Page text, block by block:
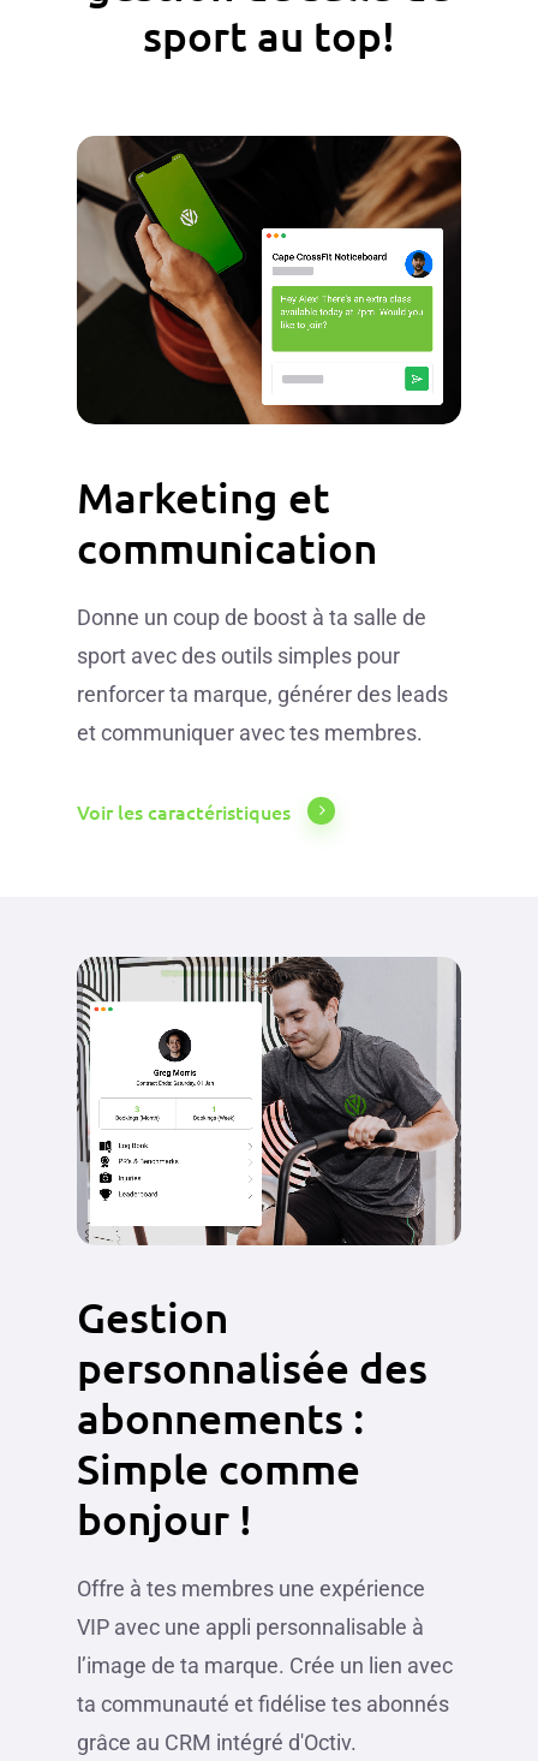
sport au top!
Marketing et
communication
Donne un coup de boost à ta salle de
sport avec des outils simples pour
renforcer ta marque, générer des leads
et communiquer avec tes membres.
Voir les caractéristiques
Gestion
personnalisée des
abonnements :
Simple comme
bonjour !
Offre à tes membres une expérience
VIP avec une appli personnalisable à
l’image de ta marque. Crée un lien avec
ta communauté et fidélise tes abonnés
grâce au CRM intégré d'Octiv.